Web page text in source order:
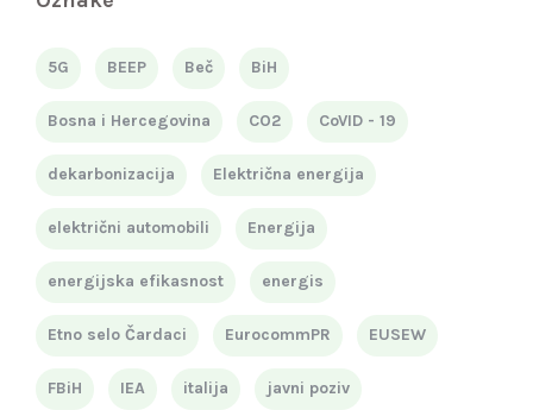
5G BEEP Beč BiH
Bosna i Hercegovina CO2 CoVID - 19
dekarbonizacija Električna energija
električni automobili Energija
energijska efikasnost energis
Etno selo Čardaci EurocommPR EUSEW
FBiH IEA italija javni poziv